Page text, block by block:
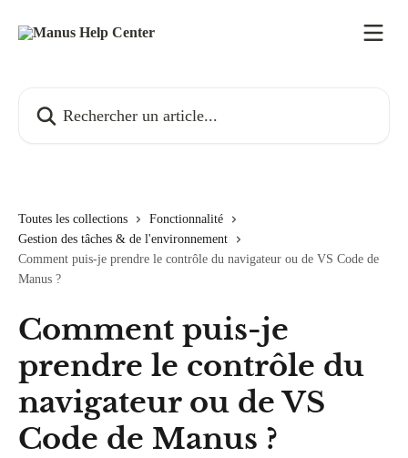
Toutes les collections
Fonctionnalité
Gestion des tâches & de l'environnement
Comment puis-je prendre le contrôle du navigateur ou de VS Code de
Manus ?
Comment puis-je
prendre le contrôle du
navigateur ou de VS
Code de Manus ?